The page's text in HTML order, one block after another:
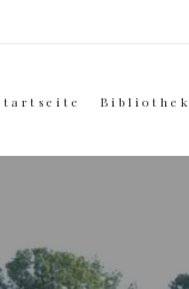
Bibliothek